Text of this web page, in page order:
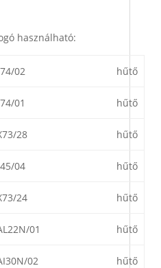
használható:
02 hűtő
01 hűtő
28 hűtő
04 hűtő
24 hűtő
01 hűtő
02 hűtő